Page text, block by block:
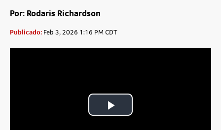
Por: Rodaris Richardson
Publicado: Feb 3, 2026 1:16 PM CDT
Play